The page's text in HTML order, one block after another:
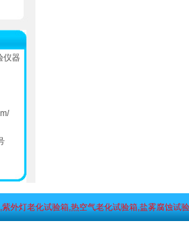
仪器
外灯老化试验箱,热空气老化试验箱,盐雾腐蚀试